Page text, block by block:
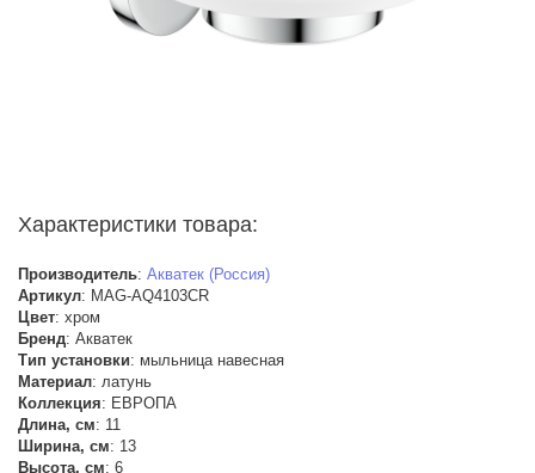
Характеристики товара:
Производитель: Акватек (Россия)
Артикул: MAG-AQ4103CR
Цвет: хром
Бренд: Акватек
Тип установки: мыльница навесная
Материал: латунь
Коллекция: ЕВРОПА
Длина, см: 11
Ширина, см: 13
Высота, см: 6